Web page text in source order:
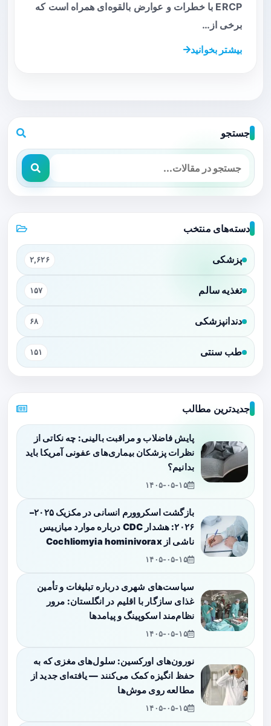
ERCP با خطرات و عوارض بالقوه‌ای همراه است که
برخی از…
بیشتر بخوانید
جستجو
دسته‌های منتخب
پزشکی ۲,۶۲۶
تغذیه سالم ۱۵۷
دندانپزشکی ۶۸
طب سنتی ۱۵۱
جدیدترین مطالب
پایش فاضلاب و مراقبت بالینی: چه نکاتی از
نظرات پزشکان بیماری‌های عفونی آمریکا باید
بدانیم؟
۱۴۰۵-۰۵-۱۵
بازگشت اسکروورم انسانی در مکزیک ۲۰۲۵–
۲۰۲۶: هشدار CDC درباره موارد میازییس
ناشی از Cochliomyia hominivorax
۱۴۰۵-۰۵-۱۵
سیاست‌های شهری درباره تبلیغات و تأمین
غذای سازگار با اقلیم در انگلستان: مرور
نظام‌مند اسکوپینگ و پیامدها
۱۴۰۵-۰۵-۱۵
نورون‌های اورکسین: سلول‌های مغزی که به
حفظ انگیزه کمک می‌کنند — یافته‌ای جدید از
مطالعه روی موش‌ها
۱۴۰۵-۰۵-۱۵